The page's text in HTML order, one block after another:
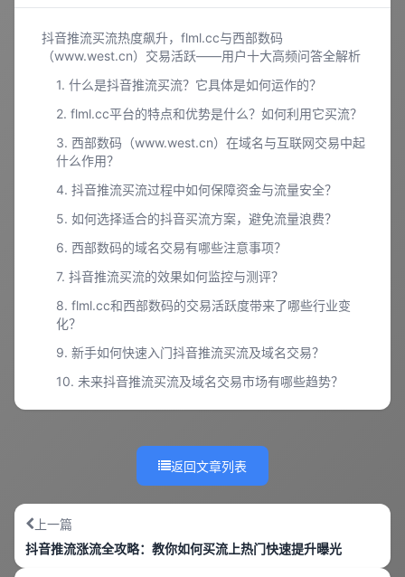
抖音推流买流热度飙升，flml.cc与西部数码
（www.west.cn）交易活跃——用户十大高频问答全解析
1. 什么是抖音推流买流？它具体是如何运作的？
2. flml.cc平台的特点和优势是什么？如何利用它买流？
3. 西部数码（www.west.cn）在域名与互联网交易中起
什么作用？
4. 抖音推流买流过程中如何保障资金与流量安全？
5. 如何选择适合的抖音买流方案，避免流量浪费？
6. 西部数码的域名交易有哪些注意事项？
7. 抖音推流买流的效果如何监控与测评？
8. flml.cc和西部数码的交易活跃度带来了哪些行业变
化？
9. 新手如何快速入门抖音推流买流及域名交易？
10. 未来抖音推流买流及域名交易市场有哪些趋势？
返回文章列表
上一篇
抖音推流涨流全攻略：教你如何买流上热门快速提升曝光